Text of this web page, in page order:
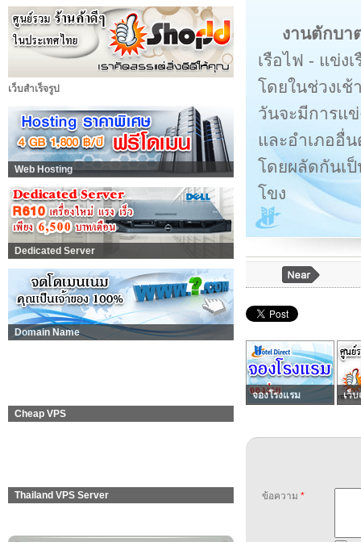
เว็บสำเร็จรูป
Web Hosting
Dedicated Server
Domain Name
Cheap VPS
Thailand VPS Server
งานตักบา
เรือไฟ - แข่ง
โดยในช่วงเ
วันจะมีการแข่
และอำเภออื่
โดยผลัดกันเ
โขง
จองโรงแรม เว็บ
ข้อความ *